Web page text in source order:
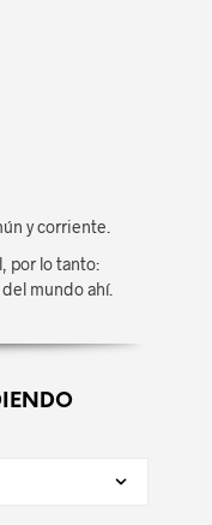
y corriente.
por lo tanto:
mundo ahí.